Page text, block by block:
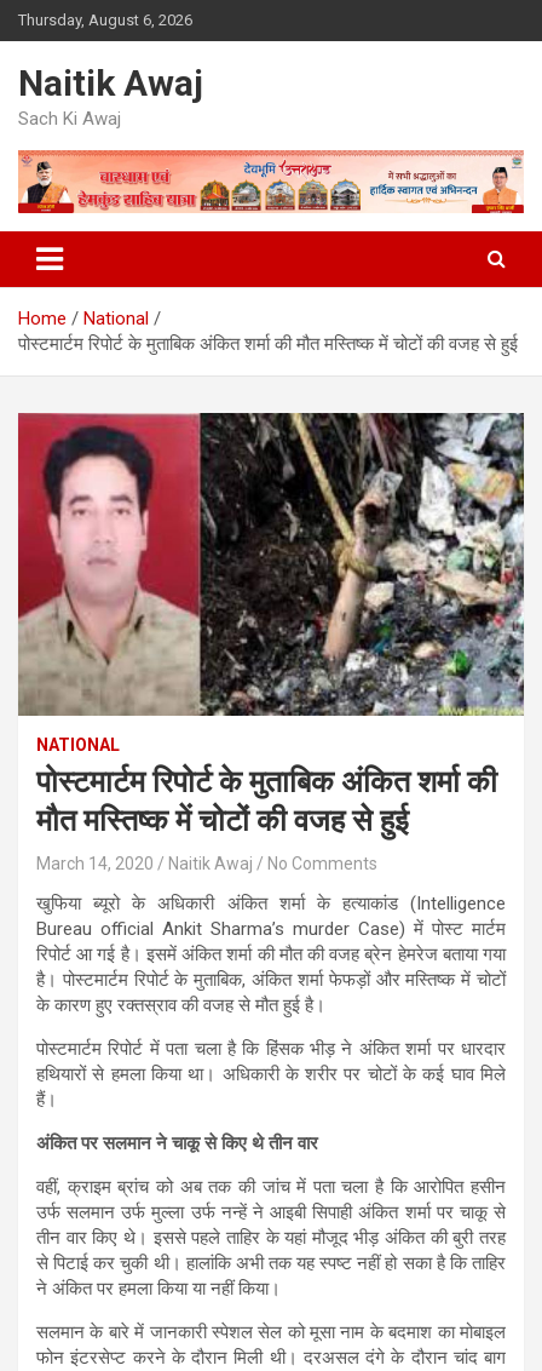
Skip
to
Thursday, August 6, 2026
Naitik Awaj
Sach Ki Awaj
Home
National
पोस्टमार्टम रिपोर्ट के मुताबिक अंकित शर्मा की मौत मस्तिष्क में चोटों की वजह से हुई
NATIONAL
पोस्टमार्टम रिपोर्ट के मुताबिक अंकित शर्मा की
मौत मस्तिष्क में चोटों की वजह से हुई
March 14, 2020 Naitik Awaj No Comments
खुफिया ब्यूरो के अधिकारी अंकित शर्मा के हत्याकांड (Intelligence
Bureau official Ankit Sharma’s murder Case) में पोस्ट मार्टम
रिपोर्ट आ गई है। इसमें अंकित शर्मा की मौत की वजह ब्रेन हेमरेज बताया गया
है। पोस्टमार्टम रिपोर्ट के मुताबिक, अंकित शर्मा फेफड़ों और मस्तिष्क में चोटों
के कारण हुए रक्तस्राव की वजह से मौत हुई है।
पोस्टमार्टम रिपोर्ट में पता चला है कि हिंसक भीड़ ने अंकित शर्मा पर धारदार
हथियारों से हमला किया था। अधिकारी के शरीर पर चोटों के कई घाव मिले
हैं।
अंकित पर सलमान ने चाकू से किए थे तीन वार
वहीं, क्राइम ब्रांच को अब तक की जांच में पता चला है कि आरोपित हसीन
उर्फ सलमान उर्फ मुल्ला उर्फ नन्हें ने आइबी सिपाही अंकित शर्मा पर चाकू से
तीन वार किए थे। इससे पहले ताहिर के यहां मौजूद भीड़ अंकित की बुरी तरह
से पिटाई कर चुकी थी। हालांकि अभी तक यह स्पष्ट नहीं हो सका है कि ताहिर
ने अंकित पर हमला किया या नहीं किया।
सलमान के बारे में जानकारी स्पेशल सेल को मूसा नाम के बदमाश का मोबाइल
फोन इंटरसेप्ट करने के दौरान मिली थी। दरअसल दंगे के दौरान चांद बाग